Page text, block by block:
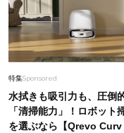
特集Sponsored
水拭きも吸引力も、圧倒
「清掃能力」！ロボット
を選ぶなら【Qrevo Curv